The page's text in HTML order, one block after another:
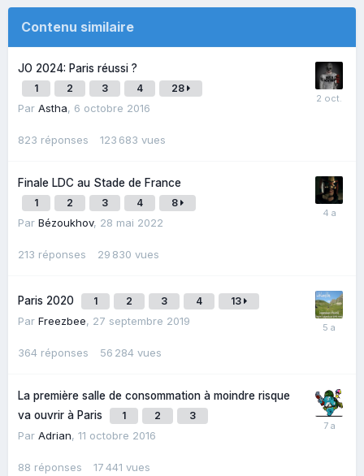
Contenu similaire
JO 2024: Paris réussi ?
1 2 3 4 28
Par Astha, 6 octobre 2016
823 réponses 123 683 vues
Finale LDC au Stade de France
1 2 3 4 8
Par Bézoukhov, 28 mai 2022
213 réponses 29 830 vues
Paris 2020 1 2 3 4 13
Par Freezbee, 27 septembre 2019
364 réponses 56 284 vues
La première salle de consommation à moindre risque
va ouvrir à Paris
1 2 3
Par Adrian, 11 octobre 2016
88 réponses 17 441 vues